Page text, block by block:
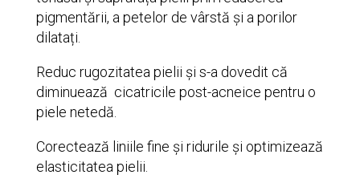
pigmentării, a petelor de vârstă și a porilor
dilatați.
Reduc rugozitatea pielii și s-a dovedit că
diminuează cicatricile post-acneice pentru o
piele netedă.
Corectează liniile fine și ridurile și optimizează
elasticitatea pielii.